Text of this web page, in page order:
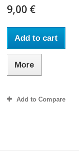
9,00 €
Add to cart
More
Add to Compare